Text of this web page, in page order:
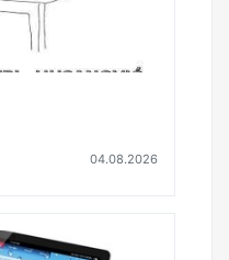
04.08.2026